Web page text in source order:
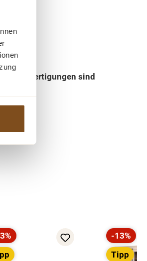
sind
Rabatt
-13%
Tipp